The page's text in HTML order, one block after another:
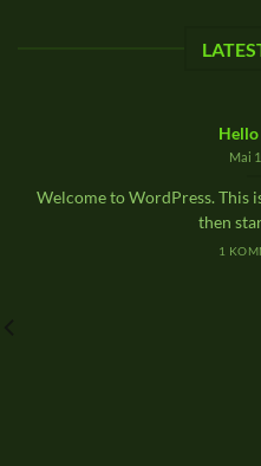
Mai
Welcome to WordPress. This
then
1